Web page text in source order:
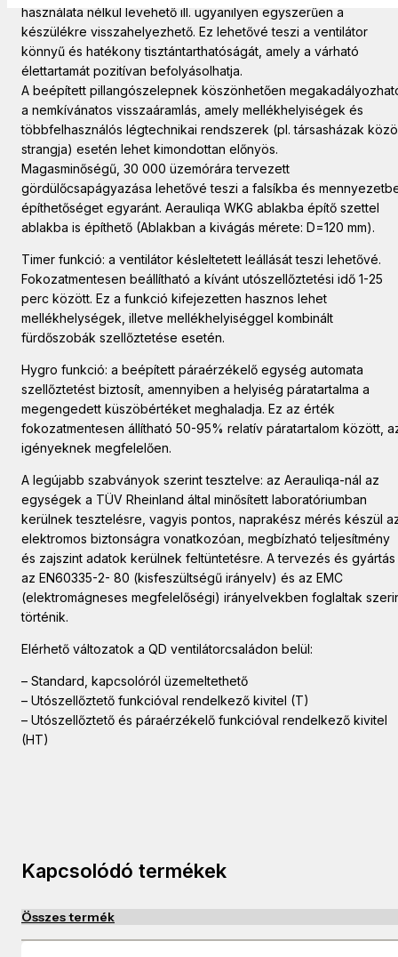
használata nélkül levehető ill. ugyanilyen egyszerűen a
készülékre visszahelyezhető. Ez lehetővé teszi a ventilátor
könnyű és hatékony tisztántarthatóságát, amely a várható
élettartamát pozitívan befolyásolhatja.
A beépített pillangószelepnek köszönhetően
a nemkívánatos visszaáramlás, amely mellékhelyiségek és
többfelhasználós légtechnikai rendszerek (pl. társasházak
strangja) esetén lehet kimondottan előnyös.
Magasminőségű, 30 000 üzemórára tervezett
gördülőcsapágyazása lehetővé teszi a falsíkba és
építhetőséget egyaránt. Aerauliqa WKG ablakba építő szettel
ablakba is építhető (Ablakban a kivágás mérete: D=120 mm).
Timer funkció: a ventilátor késleltetett leállását teszi lehetővé.
Fokozatmentesen beállítható a kívánt utószellőztetési idő 1-25
perc között. Ez a funkció kifejezetten hasznos lehet
mellékhelységek, illetve mellékhelyiséggel kombinált
fürdőszobák szellőztetése esetén.
Hygro funkció: a beépített páraérzékelő egység automata
szellőztetést biztosít, amennyiben a helyiség páratartalma a
megengedett küszöbértéket meghaladja. Ez az érték
fokozatmentesen állítható 50-95% relatív páratartalom között,
igényeknek megfelelően.
A legújabb szabványok szerint tesztelve: az Aerauliqa-nál az
egységek a TÜV Rheinland által minősített laboratóriumban
kerülnek tesztelésre, vagyis pontos, naprakész mérés készül
elektromos biztonságra vonatkozóan, megbízható teljesítmény
és zajszint adatok kerülnek feltüntetésre. A tervezés és gyártás
az EN60335-2- 80 (kisfeszültségű irányelv) és az EMC
(elektromágneses megfelelőségi) irányelvekben foglaltak
történik.
Elérhető változatok a QD ventilátorcsaládon belül:
– Standard, kapcsolóról üzemeltethető
– Utószellőztető funkcióval rendelkező kivitel (T)
– Utószellőztető és páraérzékelő funkcióval rendelkező kivitel
(HT)
Kapcsolódó termékek
Összes termék